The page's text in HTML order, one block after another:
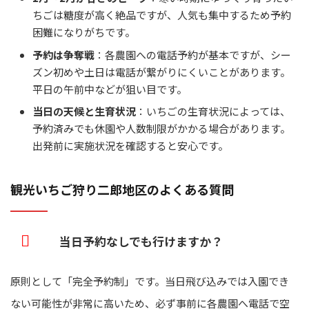
ちごは糖度が高く絶品ですが、人気も集中するため予約
困難になりがちです。
予約は争奪戦 ：各農園への電話予約が基本ですが、シー
ズン初めや土日は電話が繋がりにくいことがあります。
平日の午前中などが狙い目です。
当日の天候と生育状況 ：いちごの生育状況によっては、
予約済みでも休園や人数制限がかかる場合があります。
出発前に実施状況を確認すると安心です。
観光いちご狩り二郎地区のよくある質問
当日予約なしでも行けますか？
原則として「完全予約制」です。当日飛び込みでは入園でき
ない可能性が非常に高いため、必ず事前に各農園へ電話で空